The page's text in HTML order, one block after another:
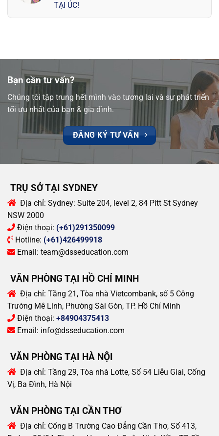
TẠI ÚC!
Bạn cần tư vấn?
Chúng tôi tập trung hết mình vào tương lai và sự phát triển
tối ưu nhất của bạn & gia đình.
ĐĂNG KÝ TƯ VẤN
TRỤ SỞ TẠI SYDNEY
Địa chỉ: Sydney: Suite 204, level 2, 84 Pitt St Sydney
NSW 2000
Điện thoại: (+61)291350099
Hotline: (+61)426499918
Email: team@dsseducation.com
VĂN PHÒNG TẠI HỒ CHÍ MINH
Địa chỉ: Tầng 21, Tòa nhà Vietcombank, số 5 Công
Trường Mê Linh, Phường Sài Gòn, TP. Hồ Chí Minh
Điện thoại: +84904375413
Email: info@dsseducation.com
VĂN PHÒNG TẠI HÀ NỘI
Địa chỉ: Tầng 29, Tòa nhà Lotte, Số 54 Liễu Giai, Cống
Vị, Ba Đình, Hà Nội
VĂN PHÒNG TẠI CẦN THƠ
Địa chỉ: Cổng B Trường Cao Đẳng Cần Thơ, Số 413,